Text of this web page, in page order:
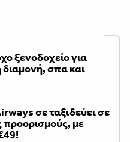
ξενοδοχείο για
σπα και
σε ταξιδεύει σε
προορισμούς, με